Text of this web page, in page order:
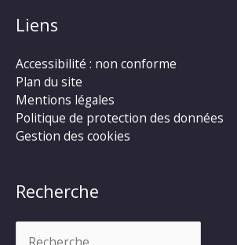
Liens
Accessibilité : non conforme
Plan du site
Mentions légales
Politique de protection des données
Gestion des cookies
Recherche